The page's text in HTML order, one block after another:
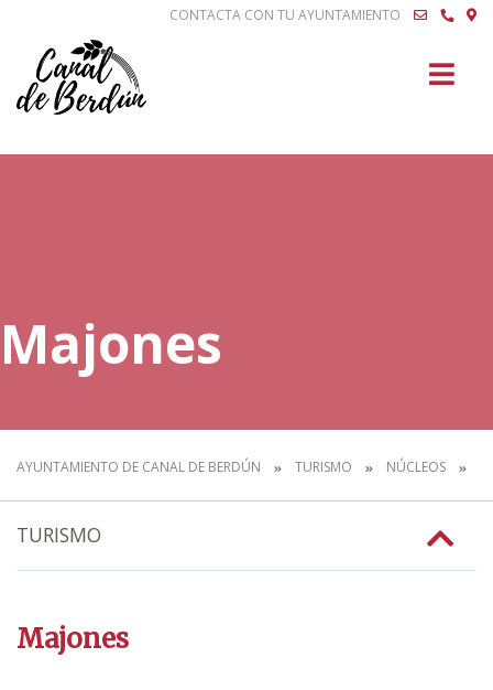
CONTACTA CON TU AYUNTAMIENTO
Majones
AYUNTAMIENTO DE CANAL DE BERDÚN TURISMO NÚCLEOS
TURISMO
Majones